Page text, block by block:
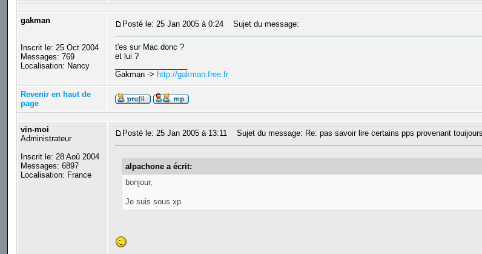
gakman
Inscrit le: 25 Oct 2004
Messages: 769
Localisation: Nancy
Posté le: 25 Jan 2005 à 0:24 Sujet du message:
t'es sur Mac donc ?
et lui ?
Gakman -> http://gakman.free.fr
Revenir en haut de
page
vin-moi
Administrateur
Inscrit le: 28 Aoû 2004
Messages: 6897
Localisation: France
Posté le: 25 Jan 2005 à 13:11 Sujet du message: Re: pas savoir lire certains pps provenant
alpachone a écrit:
bonjour,
Je suis sous xp